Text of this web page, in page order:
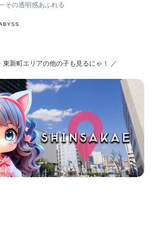
その透明感あふれる
東新町エリアの他の子も見るにゃ！ ／